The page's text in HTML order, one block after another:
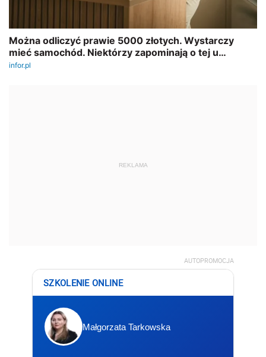
REKLAMA
AUTOPROMOCJA
SZKOLENIE ONLINE
Małgorzata Tarkowska